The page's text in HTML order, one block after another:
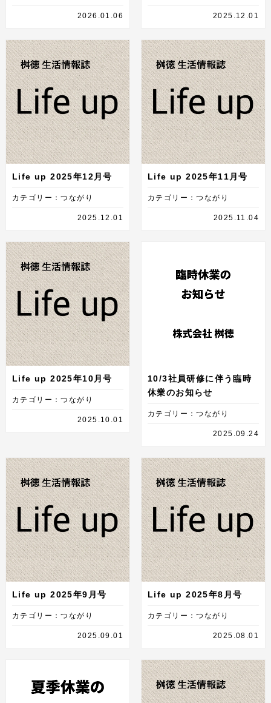
2026.01.06 2025.12.01
Life up 2025年12月号
カテゴリー：つながり
2025.12.01
Life up 2025年11月号
カテゴリー：つながり
2025.11.04
Life up 2025年10月号
カテゴリー：つながり
2025.10.01
10/3社員研修に伴う臨時
休業のお知らせ
カテゴリー：つながり
2025.09.24
Life up 2025年9月号
カテゴリー：つながり
2025.09.01
Life up 2025年8月号
カテゴリー：つながり
2025.08.01